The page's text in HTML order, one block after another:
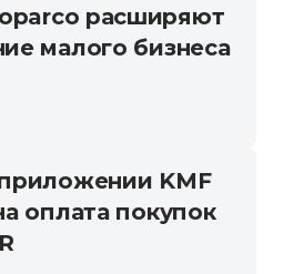
расширяют
малого бизнеса
KMF
оплата покупок